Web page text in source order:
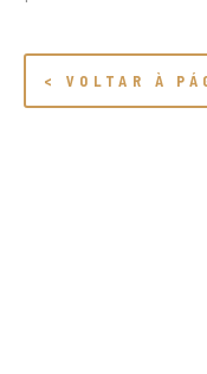
< VOLTAR À